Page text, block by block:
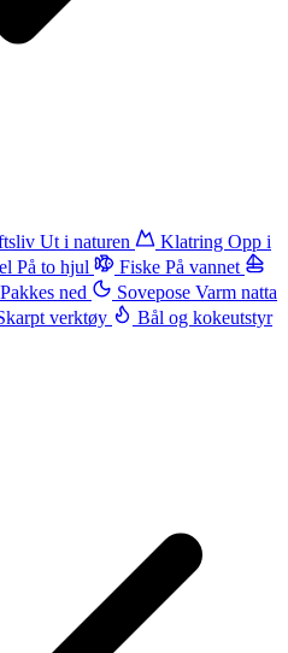
Ut i naturen Klatring Opp i
På to hjul Fiske På vannet
Pakkes ned Sovepose Varm natta
verktøy
Bål og kokeutstyr